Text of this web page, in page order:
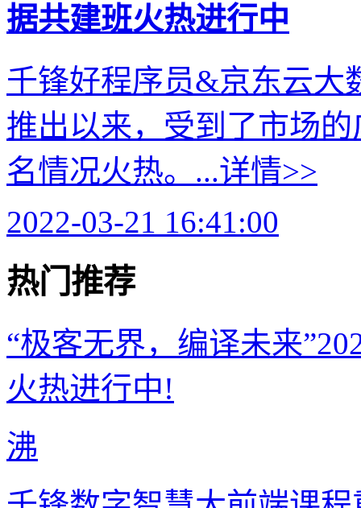
据共建班火热进行中
千锋好程序员&京东云大
推出以来，受到了市场
名情况火热。...详情>>
2022-03-21 16:41:00
热门推荐
“极客无界，编译未来
火热进行中!
沸